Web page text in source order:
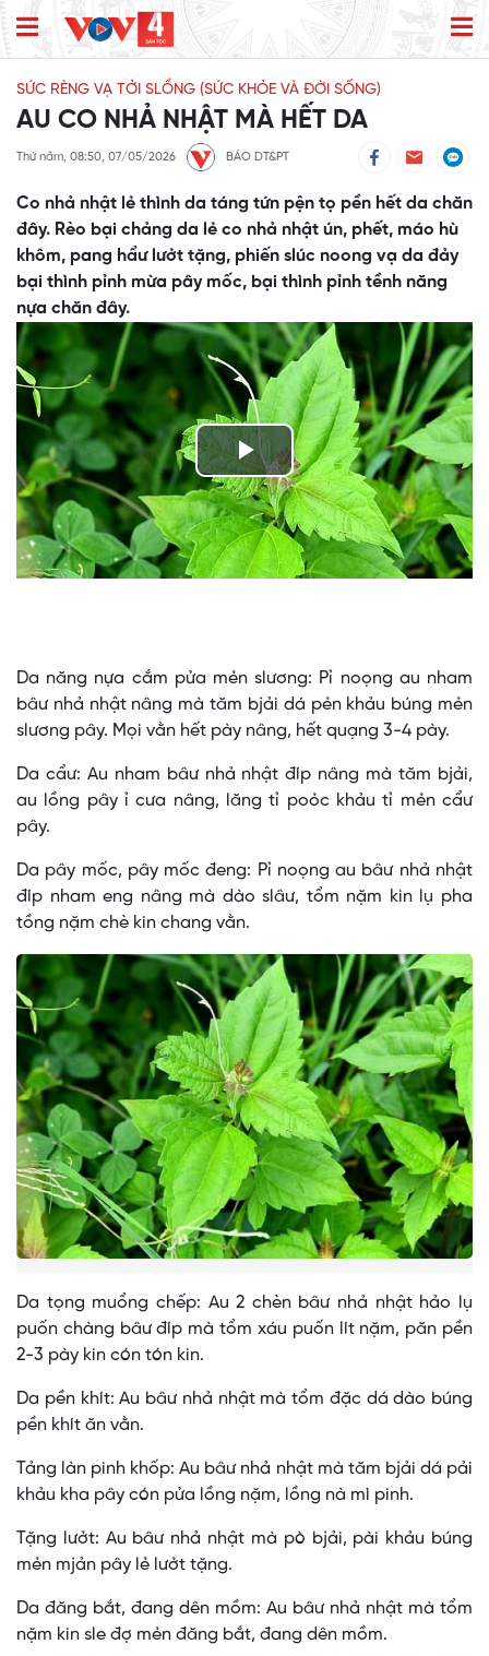
SỨC RÈNG VẠ TỞI SLỔNG (SỨC KHỎE VÀ ĐỜI SỐNG)
AU CO NHẢ NHẬT MÀ HẾT DA
Thứ năm, 08:50, 07/05/2026 BÁO DT&PT
Co nhả nhật lẻ thình da táng tứn pện tọ pền hết da chăn
đây. Rèo bại chảng da lẻ co nhả nhật ún, phết, máo hù
khôm, pang hẩư lưởt tặng, phiến slúc noong vạ da đảy
bại thình pỉnh mừa pây mốc, bại thình pỉnh tềnh năng
nựa chăn đây.
Play
Video
Da năng nựa cắm pửa mẻn slương: Pỉ noọng au nham
bâư nhả nhật nâng mà tăm bjải dá pẻn khảu búng mẻn
slương pây. Mọi vằn hết pày nâng, hết quạng 3-4 pày.
Da cẩư: Au nham bâư nhả nhật đíp nâng mà tăm bjải,
au lồng pây ỉ cưa nâng, lăng tỉ poỏc khảu tỉ mẻn cẩư
pây.
Da pây mốc, pây mốc đeng: Pỉ noọng au bâư nhả nhật
đíp nham eng nâng mà dào slâư, tổm nặm kin lụ pha
tồng nặm chè kin chang vằn.
Da tọng muổng chếp: Au 2 chèn bâư nhả nhật hảo lụ
puốn chàng bâư đíp mà tổm xáu puốn lít nặm, păn pền
2-3 pày kin cón tón kin.
Da pền khít: Au bâư nhả nhật mà tổm đặc dá dào búng
pền khít ăn vằn.
Tảng làn pinh khốp: Au bâư nhả nhật mà tăm bjải dá pải
khảu kha pây cón pửa lồng nặm, lồng nà mì pinh.
Tặng lưởt: Au bâư nhả nhật mà pò bjải, pài khảu búng
mẻn mjản pây lẻ lưởt tặng.
Da đăng bắt, đang dên mồm: Au bâư nhả nhật mà tổm
nặm kin sle đợ mẻn đăng bắt, đang dên mồm.